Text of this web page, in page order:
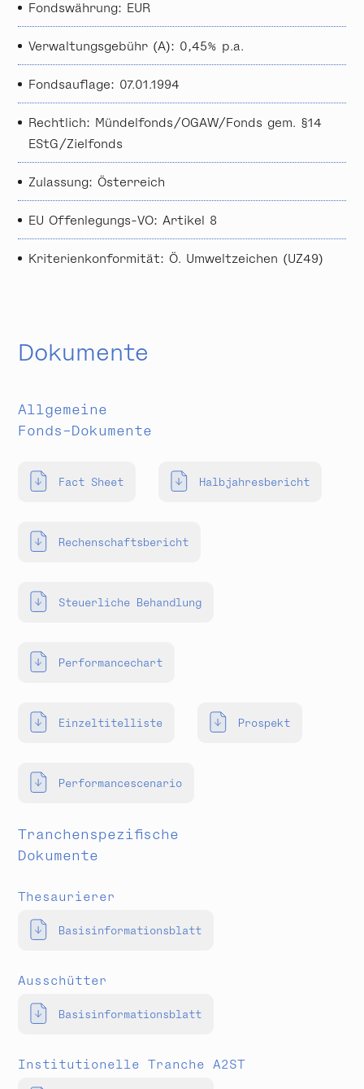
Fondswährung: EUR
Verwaltungsgebühr (A): 0,45% p.a.
Fondsauflage: 07.01.1994
Rechtlich: Mündelfonds/OGAW/Fonds gem. §14
EStG/Ziel­fonds
Zulassung: Österreich
EU Offenlegungs-VO: Artikel 8
Kriterienkonformität: Ö. Umweltzeichen (UZ49)
Dokumente
Allgemeine
Fonds-Dokumente
Fact Sheet Halbjahresbericht
Rechenschaftsbericht
Steuerliche Behandlung
Performancechart
Einzeltitelliste Prospekt
Performancescenario
Tranchenspezifische
Dokumente
Thesaurierer
Basisinformationsblatt
Ausschütter
Basisinformationsblatt
Institutionelle Tranche A2ST